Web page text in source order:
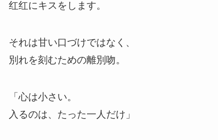
红红にキスをします。
それは甘い口づけではなく、
別れを刻むための離別吻。
「心は小さい。
入るのは、たった一人だけ」